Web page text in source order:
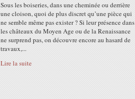
Sous les boiseries, dans une cheminée ou derrière
une cloison, quoi de plus discret qu’une pièce qui
ne semble même pas exister ? Si leur présence dans
les châteaux du Moyen Age ou de la Renaissance
ne surprend pas, on découvre encore au hasard de
travaux,...
Lire la suite